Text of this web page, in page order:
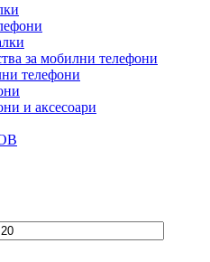
за мобилни телефони
телефони
и аксесоари
Максимална